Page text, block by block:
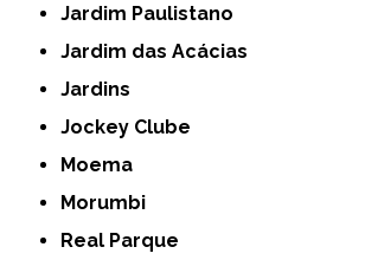
Jardim Paulistano
Jardim das Acácias
Jardins
Jockey Clube
Moema
Morumbi
Real Parque